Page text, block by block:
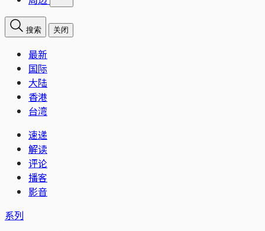
搜索 关闭
最新
国际
大陆
香港
台湾
速递
解读
评论
播客
影音
系列